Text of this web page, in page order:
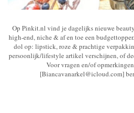
Op Pinkit.nl vind je dagelijks nieuwe
high-end, niche & af en toe een
dol op: lipstick, roze & prachtige
persoonlijk/lifestyle artikel verschijnen, of
Voor vragen en/of
[Biancavanarkel@icloud.com]